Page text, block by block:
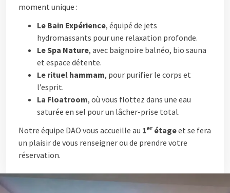
moment unique :
Le Bain Expérience, équipé de jets
hydromassants pour une relaxation profonde.
Le Spa Nature, avec baignoire balnéo, bio sauna
et espace détente.
Le rituel hammam, pour purifier le corps et
l’esprit.
La Floatroom, où vous flottez dans une eau
saturée en sel pour un lâcher-prise total.
Notre équipe DAO vous accueille au 1er étageet se fera
un plaisir de vous renseigner ou de prendre votre
réservation.